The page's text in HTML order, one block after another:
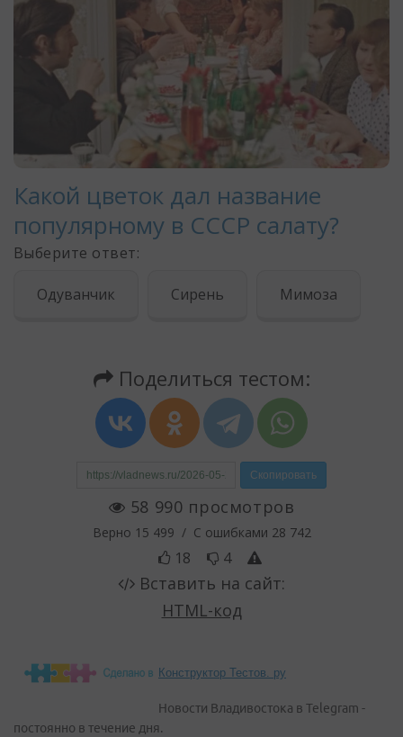
Конструктор Тестов. ру
Новости Владивостока в Telegram -
постоянно в течение дня.